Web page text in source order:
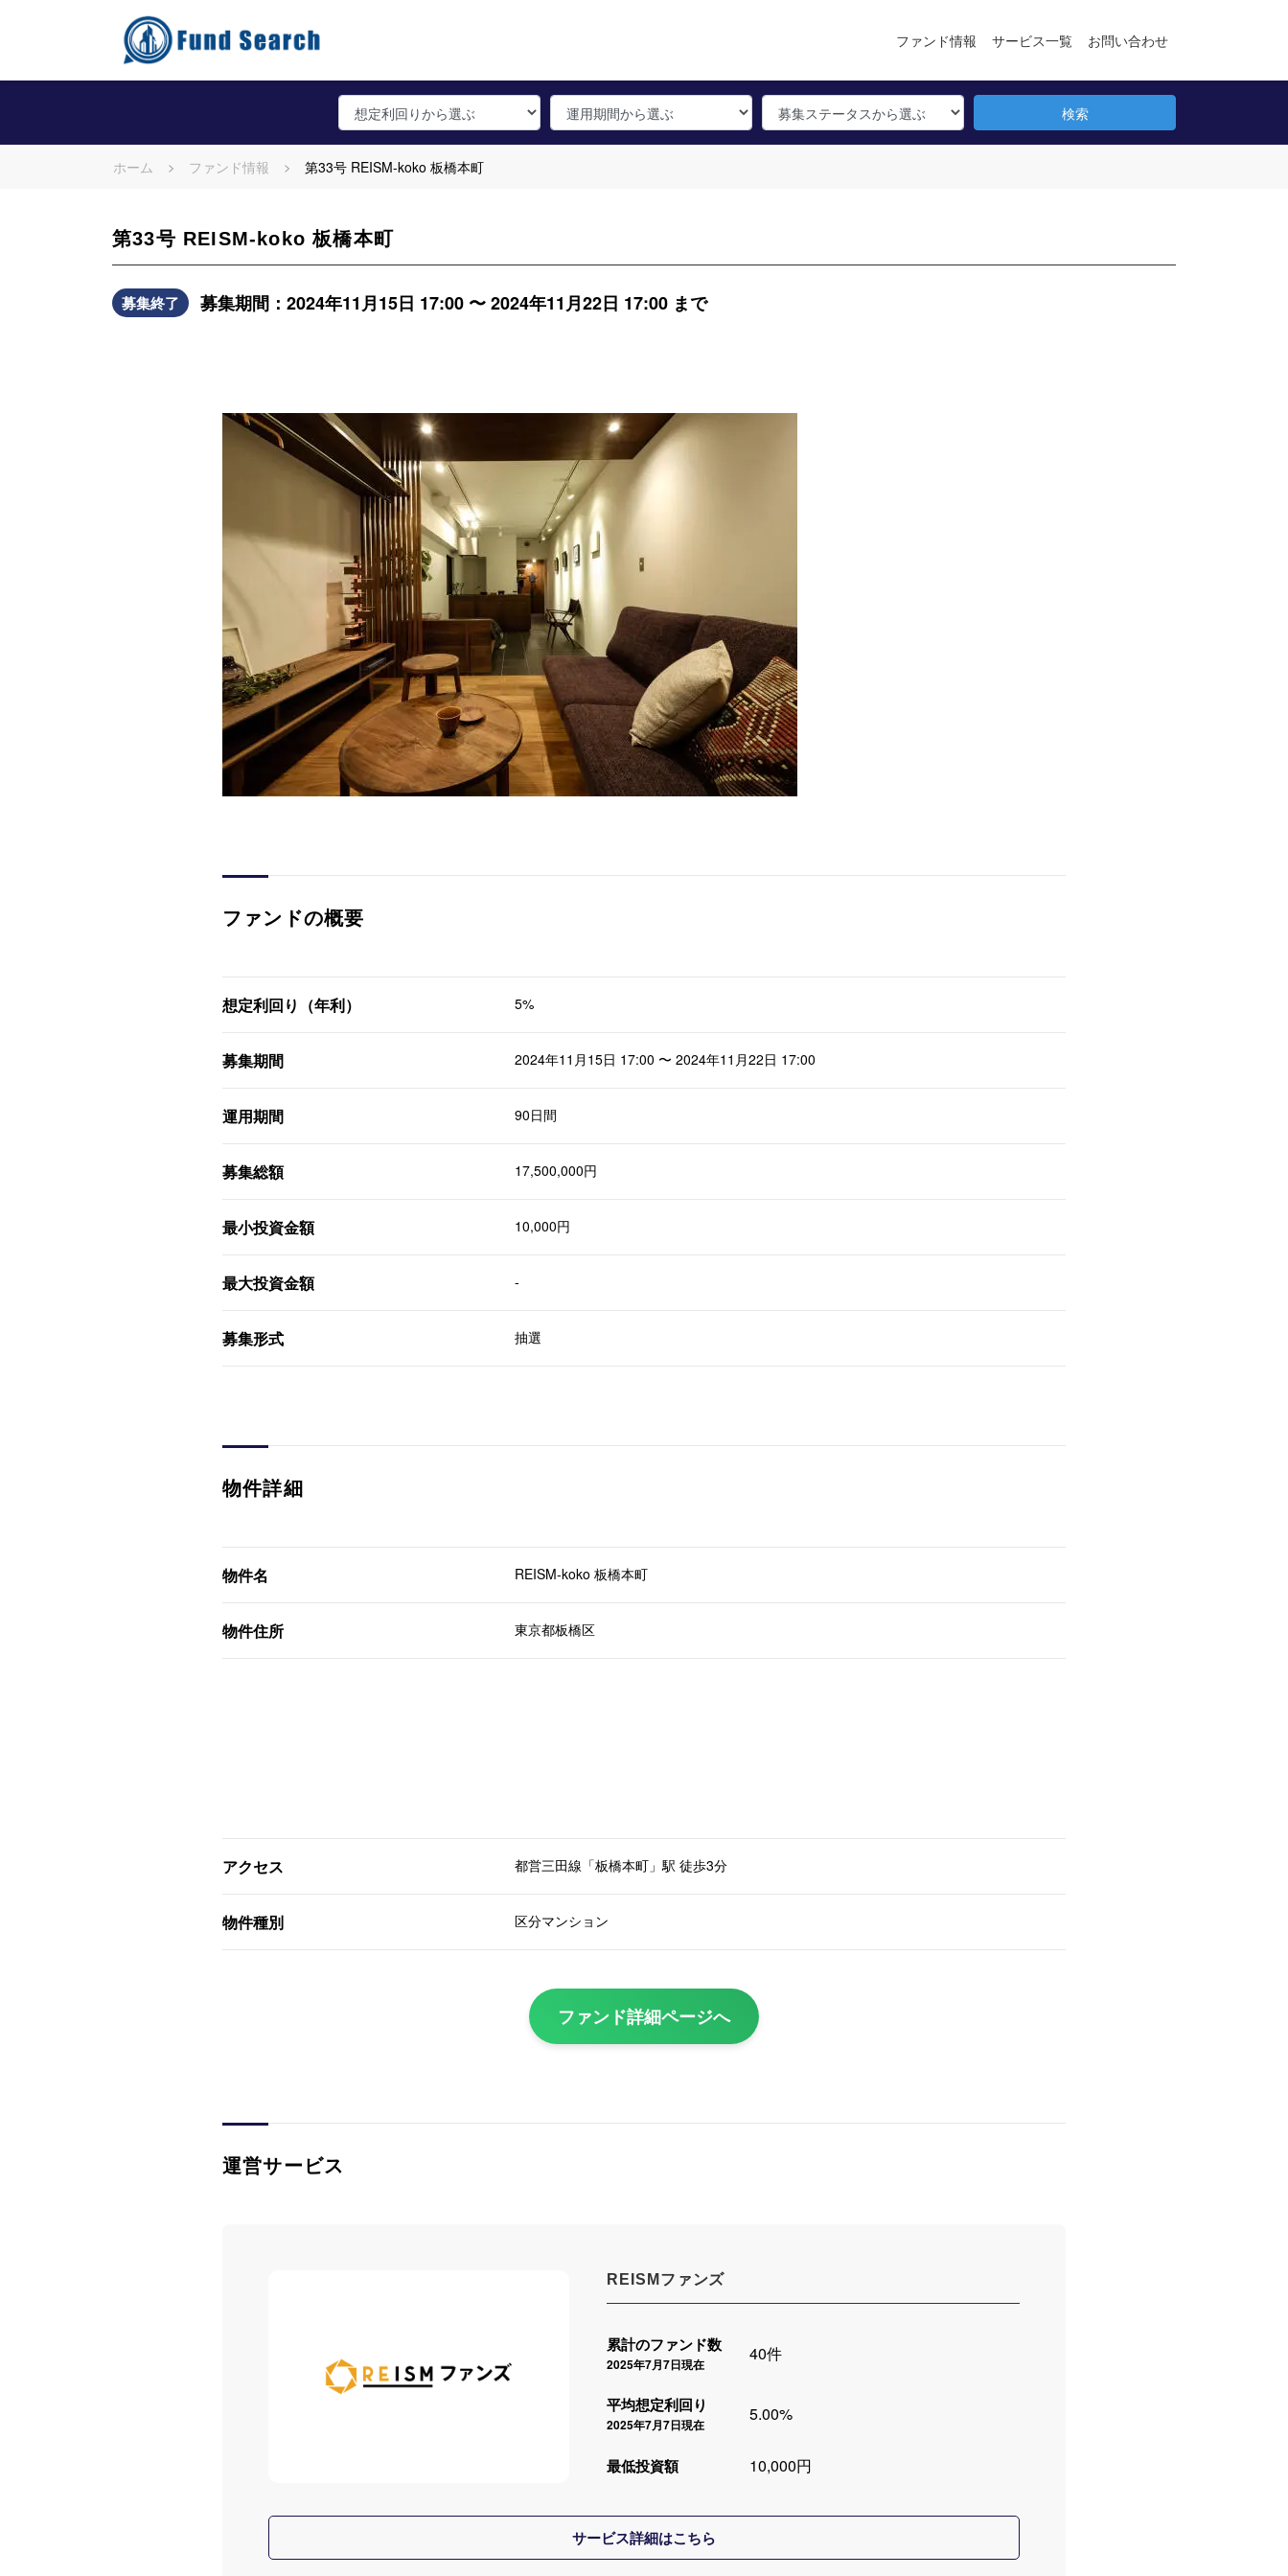
ファンド情報 サービス一覧 お問い合わせ
検索
ホーム ファンド情報 第33号 REISM-koko 板橋本町
第33号 REISM-koko 板橋本町
募集終了 募集期間：2024年11月15日 17:00 〜 2024年11月22日 17:00 まで
ファンドの概要
想定利回り（年利） 5%
募集期間 2024年11月15日 17:00 〜 2024年11月22日 17:00
運用期間 90日間
募集総額 17,500,000円
最小投資金額 10,000円
最大投資金額 -
募集形式 抽選
物件詳細
物件名 REISM-koko 板橋本町
物件住所 東京都板橋区
アクセス 都営三田線「板橋本町」駅 徒歩3分
物件種別 区分マンション
ファンド詳細ページへ
運営サービス
REISMファンズ
累計のファンド数
2025年7月7日現在 40件
平均想定利回り
2025年7月7日現在 5.00%
最低投資額 10,000円
サービス詳細はこちら